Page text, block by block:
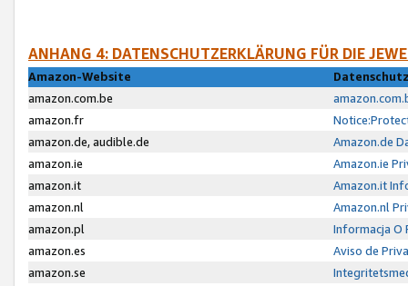
ANHANG 4: DATENSCHUTZERKLÄRUNG FÜR DIE
Amazon-Website
amazon.com.be
amazon.fr
amazon.de, audible.de
Amazon.de
amazon.ie
Amazon.ie
amazon.it
Amazon.it
amazon.nl
Amazon.nl
amazon.pl
Informacja O
amazon.es
Aviso de
amazon.se